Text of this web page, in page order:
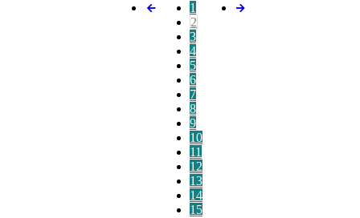
1
2
3
4
5
6
7
8
9
10
11
12
13
14
15